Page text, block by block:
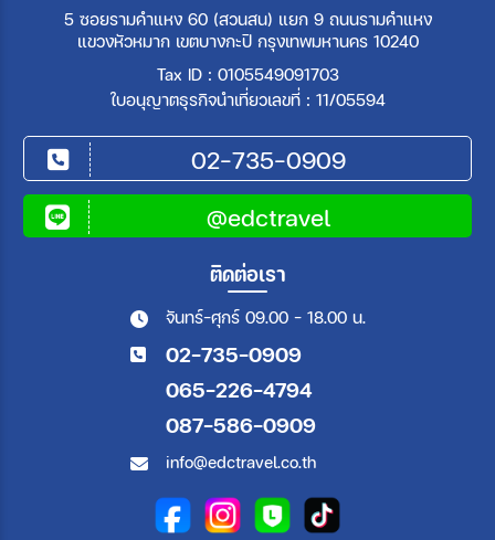
5 ซอยรามคำแหง 60 (สวนสน) แยก 9 ถนนรามคำแหง
แขวงหัวหมาก เขตบางกะปิ กรุงเทพมหานคร 10240
Tax ID : 0105549091703
ใบอนุญาตธุรกิจนำเที่ยวเลขที่ : 11/05594
02-735-0909
@edctravel
ติดต่อเรา
จันทร์-ศุกร์ 09.00 - 18.00 น.
02-735-0909
065-226-4794
087-586-0909
info@edctravel.co.th